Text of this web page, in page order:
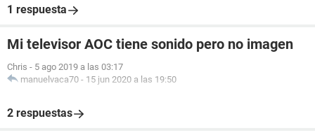
1 respuesta
Mi televisor AOC tiene sonido pero no imagen
Chris - 5 ago 2019 a las 03:17
manuelvaca70 - 15 jun 2020 a las 19:50
2 respuestas